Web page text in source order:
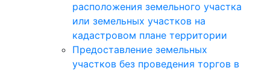
расположения земельного участка
или земельных участков на
кадастровом плане территории
Предоставление земельных
участков без проведения торгов в